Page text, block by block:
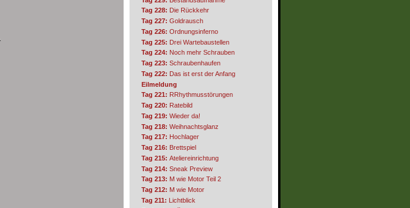
Tag 228: Die Rückkehr
Tag 227: Goldrausch
Tag 226: Ordnungsinferno
Tag 225: Drei Wartebaustellen
Tag 224: Noch mehr Schrauben
Tag 223: Schraubenhaufen
Tag 222: Das ist erst der Anfang
Eilmeldung
Tag 221: RRhythmusstörungen
Tag 220: Ratebild
Tag 219: Wieder da!
Tag 218: Weihnachtsglanz
Tag 217: Hochlager
Tag 216: Brettspiel
Tag 215: Ateliereinrichtung
Tag 214: Sneak Preview
Tag 213: M wie Motor Teil 2
Tag 212: M wie Motor
Tag 211: Lichtblick